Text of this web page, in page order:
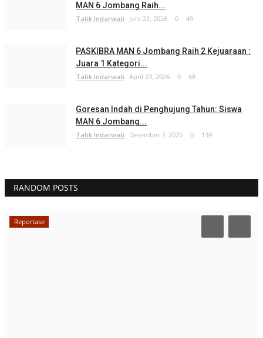
MAN 6 Jombang Raih...
Tatik Indarwati Juni 22, 2026 0 49
PASKIBRA MAN 6 Jombang Raih 2 Kejuaraan :
Juara 1 Kategori...
Tatik Indarwati April 23, 2026 0 68
Goresan Indah di Penghujung Tahun: Siswa
MAN 6 Jombang...
Tatik Indarwati Desember 7, 2025 0 139
RANDOM POSTS
Reportase